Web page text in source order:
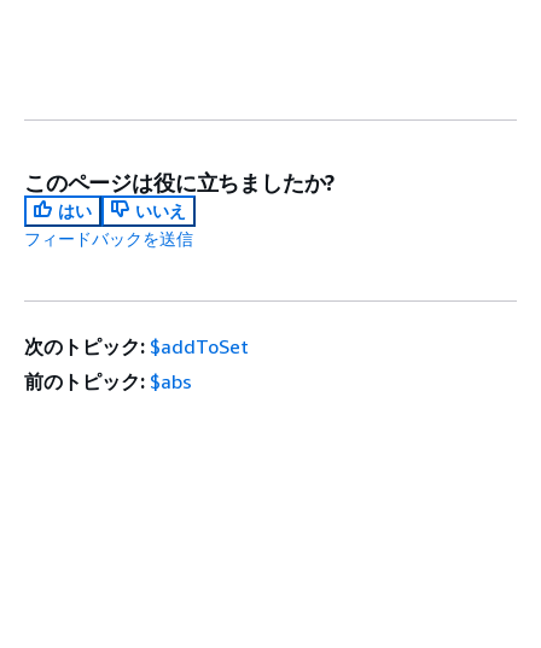
このページは役に立ちましたか?
はい
いいえ
フィードバックを送信
次のトピック: $addToSet
前のトピック: $abs